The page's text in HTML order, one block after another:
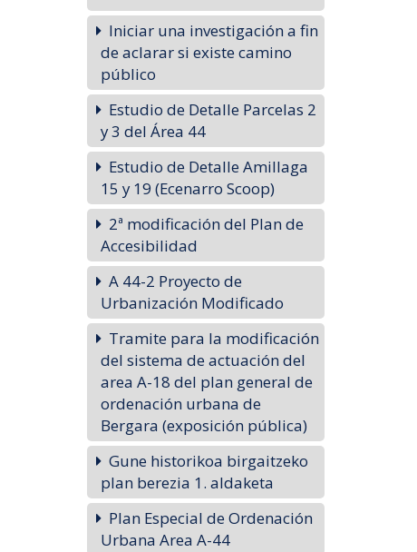
Iniciar una investigación a fin
de aclarar si existe camino
público
Estudio de Detalle Parcelas 2
y 3 del Área 44
Estudio de Detalle Amillaga
15 y 19 (Ecenarro Scoop)
2ª modificación del Plan de
Accesibilidad
A 44-2 Proyecto de
Urbanización Modificado
Tramite para la modificación
del sistema de actuación del
area A-18 del plan general de
ordenación urbana de
Bergara (exposición pública)
Gune historikoa birgaitzeko
plan berezia 1. aldaketa
Plan Especial de Ordenación
Urbana Area A-44